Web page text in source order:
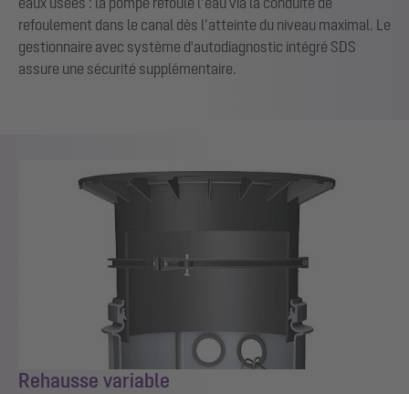
refoulement dans le canal dès l’atteinte du niveau maximal. Le
gestionnaire avec système d'autodiagnostic intégré SDS
assure une sécurité supplémentaire.
Rehausse variable